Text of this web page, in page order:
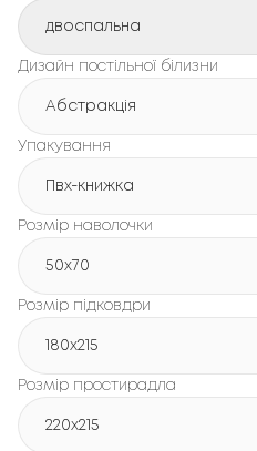
двоспальна
Дизайн постільної білизни
Абстракція
Упакування
Пвх-книжка
Розмір наволочки
50x70
Розмір підковдри
180х215
Розмір простирадла
220х215